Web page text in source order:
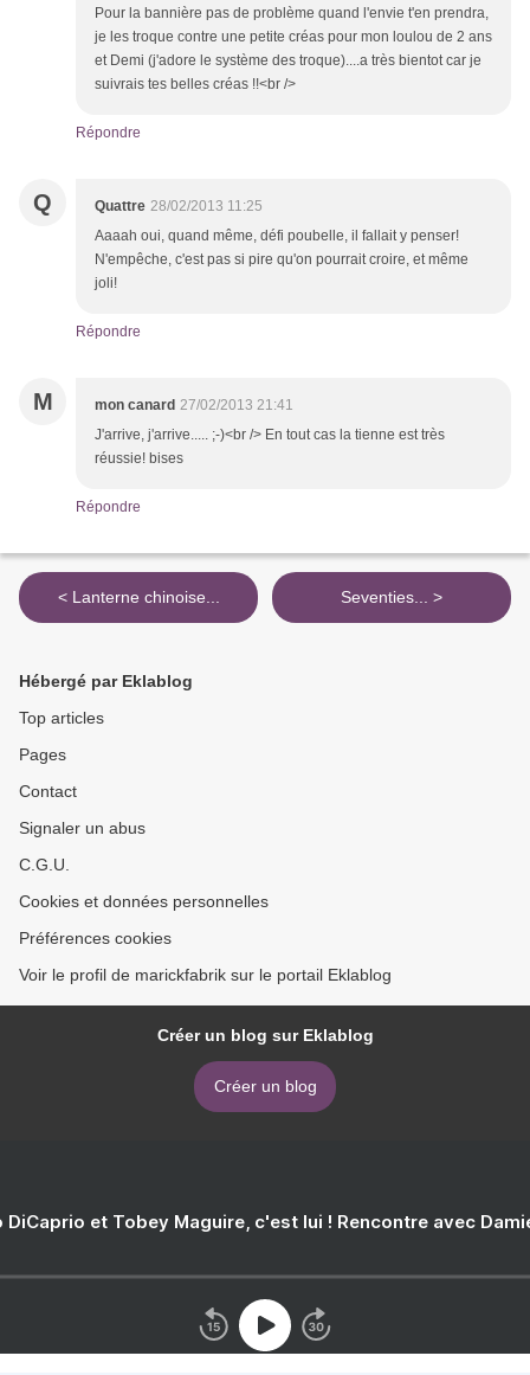
Pour la bannière pas de problème quand l'envie t'en prendra,
je les troque contre une petite créas pour mon loulou de 2 ans
et Demi (j'adore le système des troque)....a très bientot car je
suivrais tes belles créas !!<br />
Répondre
Q Quattre 28/02/2013 11:25
Aaaah oui, quand même, défi poubelle, il fallait y penser!
N'empêche, c'est pas si pire qu'on pourrait croire, et même
joli!
Répondre
M mon canard 27/02/2013 21:41
J'arrive, j'arrive..... ;-)<br /> En tout cas la tienne est très
réussie! bises
Répondre
< Lanterne chinoise... Seventies... >
Hébergé par Eklablog
Top articles
Pages
Contact
Signaler un abus
C.G.U.
Cookies et données personnelles
Préférences cookies
Voir le profil de marickfabrik sur le portail Eklablog
Créer un blog sur Eklablog
Créer un blog
DiCaprio et Tobey Maguire, c'est lui ! Rencontre avec